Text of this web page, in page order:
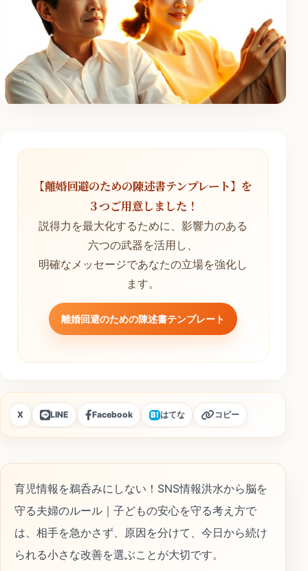
【離婚回避のための陳述書テンプレート】を
３つご用意しました！
説得力を最大化するために、影響力のある
六つの武器を活用し、
明確なメッセージであなたの立場を強化し
ます。
離婚回避のための陳述書テンプレート
X LINE Facebook B!はてな コピー
育児情報を鵜呑みにしない！SNS情報洪水から脳を
守る夫婦のルール｜子どもの安心を守る考え方で
は、相手を急かさず、原因を分けて、今日から続け
られる小さな改善を選ぶことが大切です。